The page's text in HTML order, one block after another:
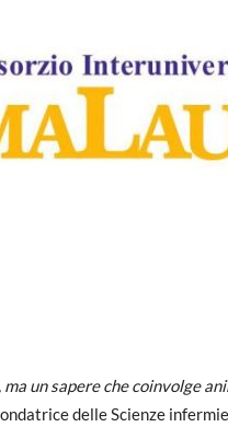
un sapere che coinvolge
delle Scienze